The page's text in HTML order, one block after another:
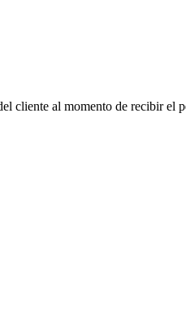
cliente al momento de recibir